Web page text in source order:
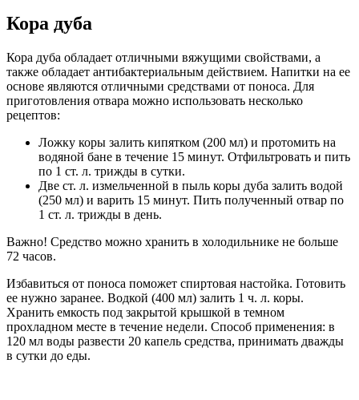
Кора дуба
Кора дуба обладает отличными вяжущими свойствами, а
также обладает антибактериальным действием. Напитки на ее
основе являются отличными средствами от поноса. Для
приготовления отвара можно использовать несколько
рецептов:
Ложку коры залить кипятком (200 мл) и протомить на
водяной бане в течение 15 минут. Отфильтровать и пить
по 1 ст. л. трижды в сутки.
Две ст. л. измельченной в пыль коры дуба залить водой
(250 мл) и варить 15 минут. Пить полученный отвар по
1 ст. л. трижды в день.
Важно! Средство можно хранить в холодильнике не больше
72 часов.
Избавиться от поноса поможет спиртовая настойка. Готовить
ее нужно заранее. Водкой (400 мл) залить 1 ч. л. коры.
Хранить емкость под закрытой крышкой в темном
прохладном месте в течение недели. Способ применения: в
120 мл воды развести 20 капель средства, принимать дважды
в сутки до еды.